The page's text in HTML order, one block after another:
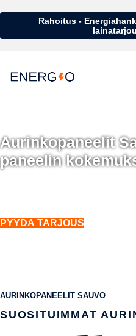
Rahoitus -
Aurinkopaneelit
paneelin
PYYDÄ TARJOUS
AURINKOPANEELIT SAUVO
SUOSITUIMMAT